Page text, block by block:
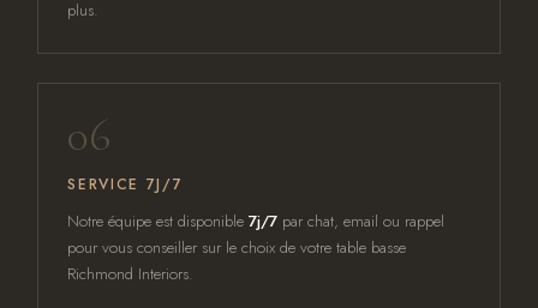
plus.
06
SERVICE 7J/7
Notre équipe est disponible7j/7 par chat, email ou rappel
pour vous conseiller sur le choix de votre table basse
Richmond Interiors.